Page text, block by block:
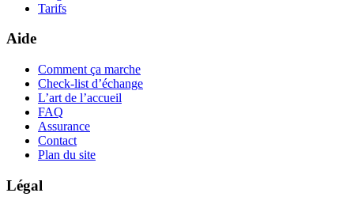
Tarifs
Aide
Comment ça marche
Check-list d’échange
L’art de l’accueil
FAQ
Assurance
Contact
Plan du site
Légal